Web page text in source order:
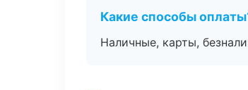
Какие способы
Наличные, карты,